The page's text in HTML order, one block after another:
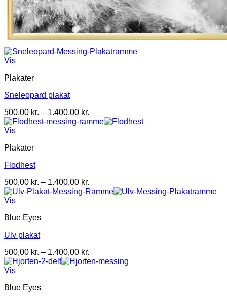
Vis
Plakater
Sneleopard plakat
500,00 kr. – 1.400,00 kr.
500,00 kr.
Vis
Plakater
Flodhest
500,00 kr. – 1.400,00 kr.
500,00 kr.
Vis
Blue Eyes
Ulv plakat
500,00 kr. – 1.400,00 kr.
500,00 kr.
Vis
Blue Eyes